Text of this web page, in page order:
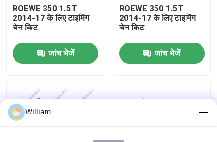
गुणवत्ता नियंत्रण
हमसे संपर्क करें
बोली मांगें
ROEWE 350 1.5T
2014-17 के लिए टाइमिंग
चेन किट
जांच भेजें
ROEWE 350 1.5T
2014-17 के लिए टाइमिंग
चेन किट
जांच भेजें
William